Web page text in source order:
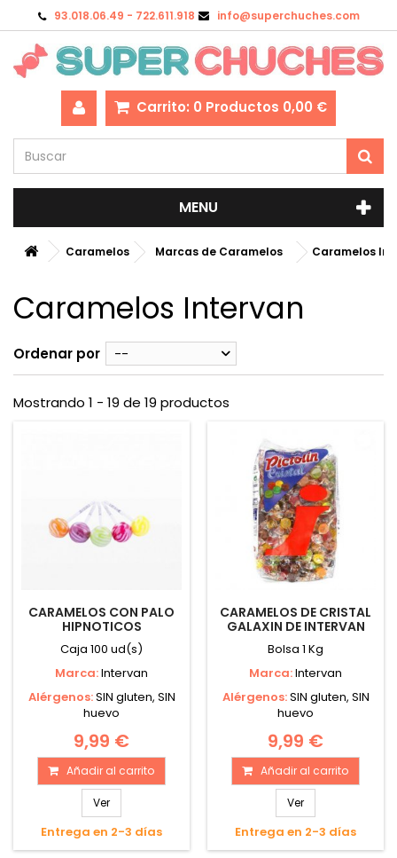
93.018.06.49 - 722.611.918 info@superchuches.com
Carrito: 0 Productos 0,00 €
MENU
Caramelos Marcas de Caramelos Caramelos
Caramelos Intervan
Ordenar por --
Mostrando 1 - 19 de 19 productos
CARAMELOS CON PALO
HIPNOTICOS
Caja 100 ud(s)
Marca:Intervan
Alérgenos:SIN gluten, SIN
huevo
9,99 €
Añadir al carrito
Ver
Entrega en 2-3 días
CARAMELOS DE CRISTAL
GALAXIN DE INTERVAN
Bolsa 1 Kg
Marca:Intervan
Alérgenos:SIN gluten, SIN
huevo
9,99 €
Añadir al carrito
Ver
Entrega en 2-3 días